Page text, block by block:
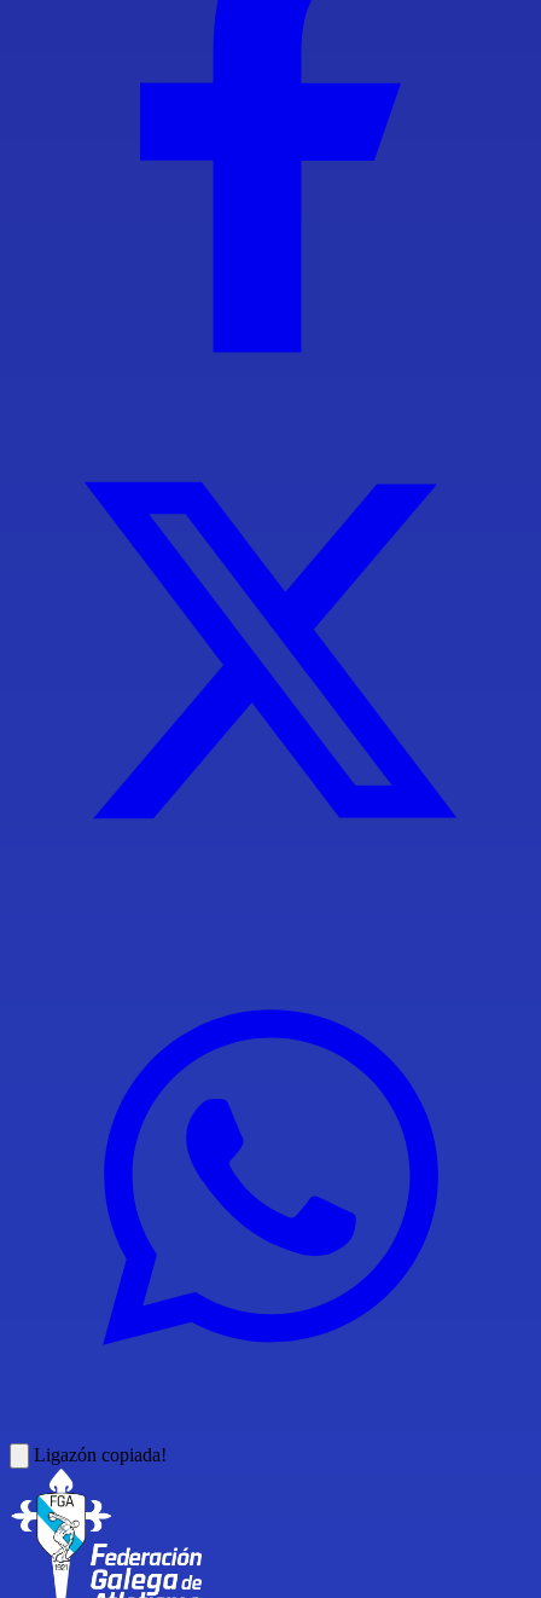
Ligazón copiada!